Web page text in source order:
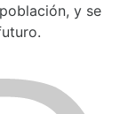
y se